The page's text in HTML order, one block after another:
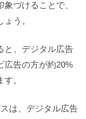
づけることで、
う。
と、デジタル広告
広告の方が約20%
。
は、デジタル広告